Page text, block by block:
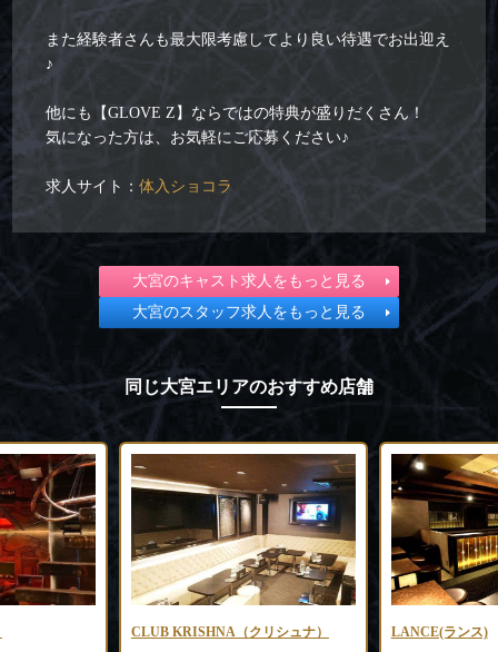
また経験者さんも最大限考慮してより良い待遇でお出迎え
♪
他にも【GLOVE Z】ならではの特典が盛りだくさん！
気になった方は、お気軽にご応募ください♪
求人サイト：体入ショコラ
大宮のキャスト求人をもっと見る
大宮のスタッフ求人をもっと見る
同じ大宮エリアのおすすめ店舗
CLUB KRISHNA（クリシュナ） LANCE(ランス)